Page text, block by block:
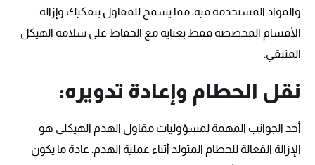
والمواد المستخدمة فيه، مما يسمح للمقاول بتفكيك وإزالة
الأقسام المخصصة فقط بعناية مع الحفاظ على سلامة الهيكل
المتبقي.
نقل الحطام وإعادة تدويره:
أحد الجوانب المهمة لمسؤوليات مقاول الهدم الهيكلي هو
الإزالة الفعالة للحطام المتولد أثناء عملية الهدم. عادة ما يكون